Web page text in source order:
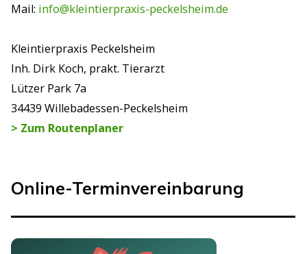
Mail: info@kleintierpraxis-peckelsheim.de
Kleintierpraxis Peckelsheim
Inh. Dirk Koch, prakt. Tierarzt
Lützer Park 7a
34439 Willebadessen-Peckelsheim
> Zum Routenplaner
Online-Terminvereinbarung